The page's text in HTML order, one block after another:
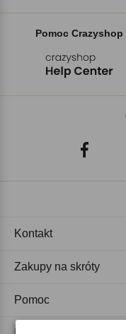
Pomoc Crazyshop
Kontakt
Zakupy na skróty
Pomoc